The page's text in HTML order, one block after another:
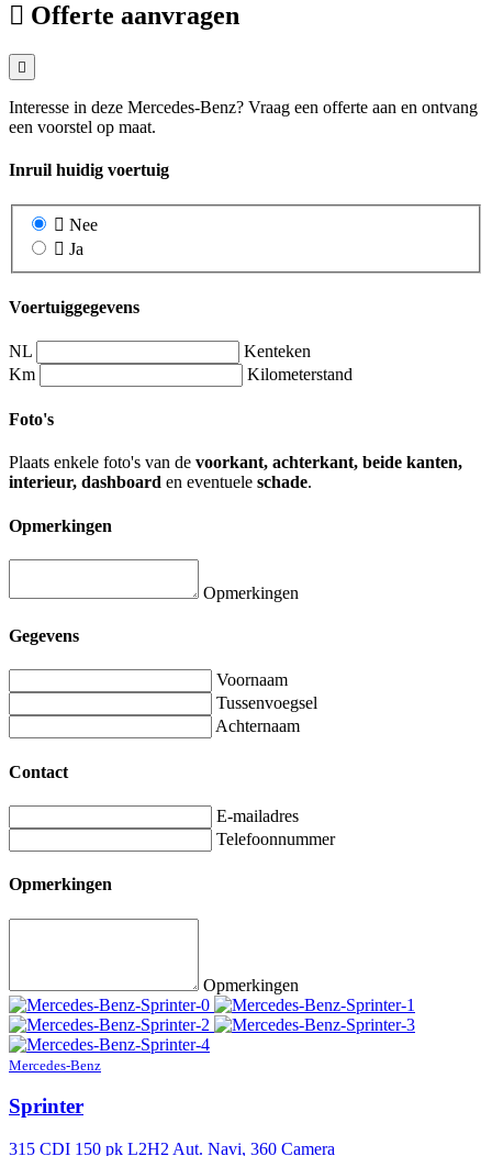
Offerte aanvragen
Interesse in deze Mercedes-Benz? Vraag een offerte aan en ontvang
een voorstel op maat.
Inruil huidig voertuig
Nee
Ja
Voertuiggegevens
NL
Kenteken
Km
Kilometerstand
Foto's
Plaats enkele foto's van de voorkant, achterkant, beide kanten,
interieur, dashboard en eventuele schade.
Opmerkingen
Opmerkingen
Gegevens
Voornaam
Tussenvoegsel
Achternaam
Contact
E-mailadres
Telefoonnummer
Opmerkingen
Opmerkingen
Mercedes-Benz
Sprinter
315 CDI 150 pk L2H2 Aut. Navi, 360 Camera